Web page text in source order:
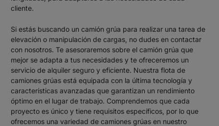
cliente.
Si estás buscando un camión grúa para realizar una tarea de
elevación o manipulación de cargas, no dudes en contactar
con nosotros. Te asesoraremos sobre el camión grúa que
mejor se adapta a tus necesidades y te ofreceremos un
servicio de alquiler seguro y eficiente. Nuestra flota de
camiones grúas está equipada con la última tecnología y
características avanzadas que garantizan un rendimiento
óptimo en el lugar de trabajo. Comprendemos que cada
proyecto es único y tiene requisitos específicos, por lo que
ofrecemos una variedad de camiones grúas en nuestro